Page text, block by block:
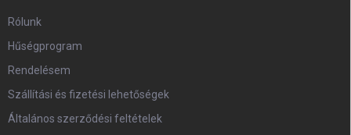
Rólunk
Hűségprogram
Rendelésem
Szállítási és fizetési lehetőségek
Általános szerződési feltételek